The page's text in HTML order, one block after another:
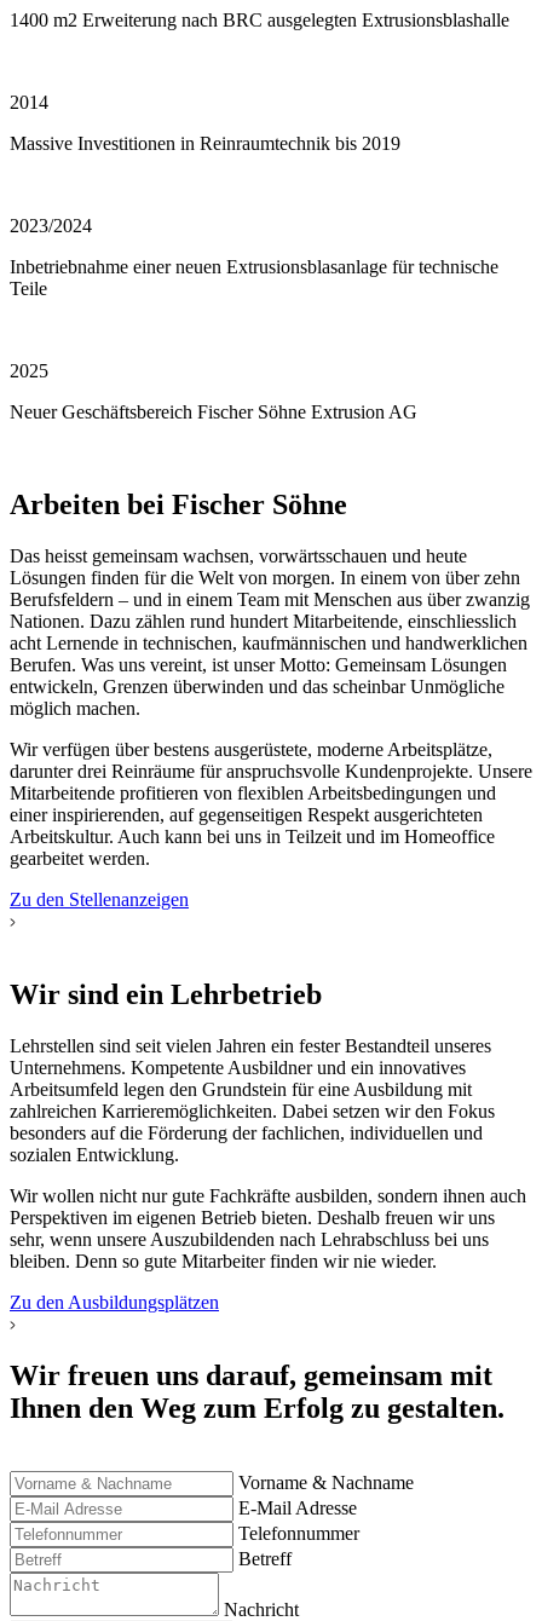
1400 m2 Erweiterung nach BRC ausgelegten Extrusionsblashalle
2014
Massive Investitionen in Reinraumtechnik bis 2019
2023/2024
Inbetriebnahme einer neuen Extrusionsblasanlage für technische
Teile
2025
Neuer Geschäftsbereich Fischer Söhne Extrusion AG
Arbeiten bei Fischer Söhne
Das heisst gemeinsam wachsen, vorwärtsschauen und heute
Lösungen finden für die Welt von morgen. In einem von über zehn
Berufsfeldern – und in einem Team mit Menschen aus über zwanzig
Nationen. Dazu zählen rund hundert Mitarbeitende, einschliesslich
acht Lernende in technischen, kaufmännischen und handwerklichen
Berufen. Was uns vereint, ist unser Motto: Gemeinsam Lösungen
entwickeln, Grenzen überwinden und das scheinbar Unmögliche
möglich machen.
Wir verfügen über bestens ausgerüstete, moderne Arbeitsplätze,
darunter drei Reinräume für anspruchsvolle Kundenprojekte. Unsere
Mitarbeitende profitieren von flexiblen Arbeitsbedingungen und
einer inspirierenden, auf gegenseitigen Respekt ausgerichteten
Arbeitskultur. Auch kann bei uns in Teilzeit und im Homeoffice
gearbeitet werden.
Zu den Stellenanzeigen
Wir sind ein Lehrbetrieb
Lehrstellen sind seit vielen Jahren ein fester Bestandteil unseres
Unternehmens. Kompetente Ausbildner und ein innovatives
Arbeitsumfeld legen den Grundstein für eine Ausbildung mit
zahlreichen Karrieremöglichkeiten. Dabei setzen wir den Fokus
besonders auf die Förderung der fachlichen, individuellen und
sozialen Entwicklung.
Wir wollen nicht nur gute Fachkräfte ausbilden, sondern ihnen auch
Perspektiven im eigenen Betrieb bieten. Deshalb freuen wir uns
sehr, wenn unsere Auszubildenden nach Lehrabschluss bei uns
bleiben. Denn so gute Mitarbeiter finden wir nie wieder.
Zu den Ausbildungsplätzen
Wir freuen uns darauf, gemeinsam mit
Ihnen den Weg zum Erfolg zu gestalten.
Vorname & Nachname
E-Mail Adresse
Telefonnummer
Betreff
Nachricht